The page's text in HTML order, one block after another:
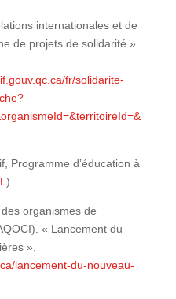
internationales et de
de projets de solidarité ».
fr/solidarite-
Programme d’éducation à
)
organismes de
« Lancement du
»,
lancement-du-nouveau-